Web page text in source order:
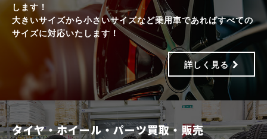
します！
大きいサイズから小さいサイズなど乗用車であればすべての
サイズに対応いたします！
詳しく見る
タイヤ・ホイール・パーツ買取・販売